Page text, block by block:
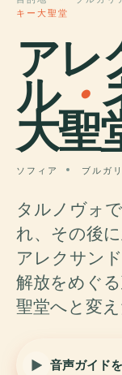
キー大聖堂
アレ
ル・
大聖
ソフィア ブルガ
タルノヴォ
れ、その後
アレクサン
解放をめぐ
聖堂へと変え
音声ガイド